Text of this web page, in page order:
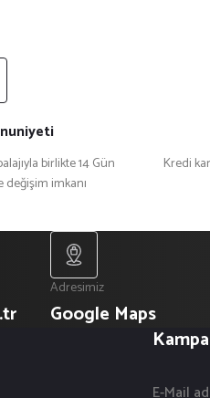
birlikte 14 Gün
değişim imkanı
Kredi
Adresimiz
Google Maps
E-Mail